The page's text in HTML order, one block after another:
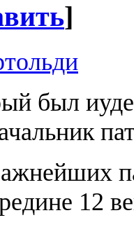
]
был
12